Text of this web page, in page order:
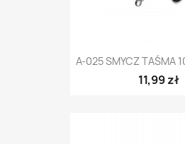
A-025 SMYCZ TAŚMA
11,99 zł